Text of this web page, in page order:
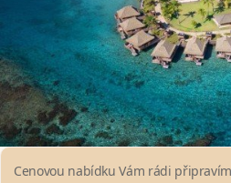
Cenovou nabídku Vám rádi